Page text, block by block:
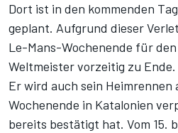
Dort ist in den kommenden
geplant. Aufgrund dieser
Le-Mans-Wochenende für
Weltmeister vorzeitig zu Ende.
Er wird auch sein Heimrennen
Wochenende in Katalonien
bereits bestätigt hat. Vom 15.